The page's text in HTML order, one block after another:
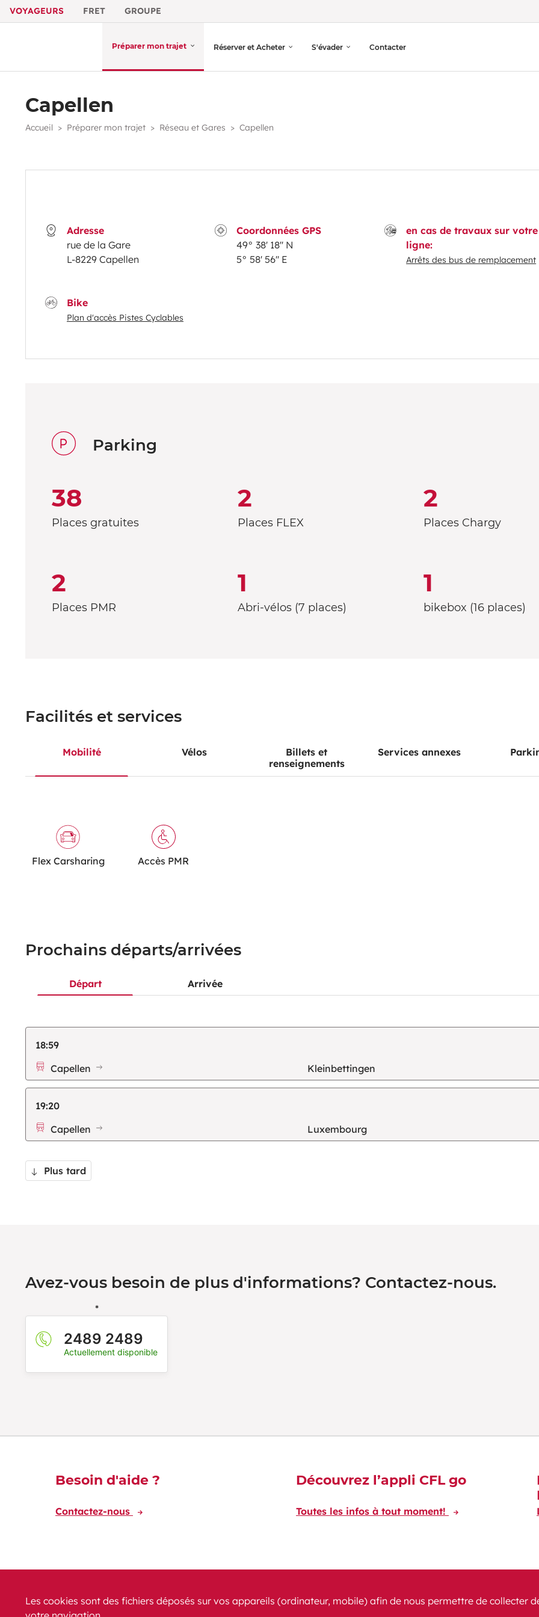
VOYAGEURS FRET GROUPE
Préparer mon trajet Réserver et Acheter S'évader Contacter
Capellen
Accueil Préparer mon trajet Réseau et Gares Capellen
Adresse
rue de la Gare
L-8229 Capellen
Coordonnées GPS
49° 38' 18'' N
5° 58' 56'' E
en cas de travaux sur votre
ligne:
Arrêts des bus de remplacement
Bike
Plan d'accès Pistes Cyclables
Parking
38
Places gratuites
2
Places FLEX
2
Places Chargy
2
Places PMR
1
Abri-vélos (7 places)
1
bikebox (16 places)
Facilités et services
Mobilité Vélos
Billets et
renseignements
Services annexes
Flex Carsharing Accès PMR
Prochains départs/arrivées
Départ Arrivée
18:59
Capellen
Kleinbettingen
19:20
Capellen
Luxembourg
Plus tard
Avez-vous besoin de plus d'informations? Contactez-nous.
*
2489 2489
Actuellement disponible
Découvrez-en plus
Besoin d'aide ?
Contactez-nous
Découvrez l’appli CFL go
Toutes les infos à tout moment!
Les cookies sont des fichiers déposés sur vos appareils (ordinateur, mobile) afin de nous permettre de collecter